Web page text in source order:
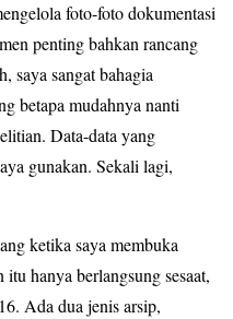
foto-foto dokumentasi
penting bahkan rancang
saya sangat bahagia
betapa mudahnya nanti
Data-data yang
gunakan. Sekali lagi,
ketika saya membuka
hanya berlangsung sesaat,
Ada dua jenis arsip,